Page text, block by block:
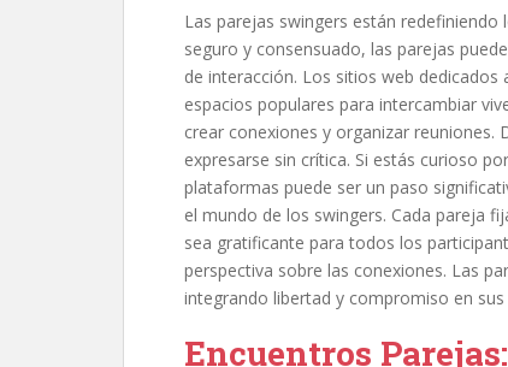
Las parejas swingers están
seguro y consensuado, las parejas
de interacción. Los sitios web
espacios populares para intercambiar
crear conexiones y organizar reuniones.
expresarse sin crítica. Si estás curioso
plataformas puede ser un paso
el mundo de los swingers. Cada pareja
sea gratificante para todos los
perspectiva sobre las conexiones. Las
integrando libertad y compromiso en sus
Encuentros